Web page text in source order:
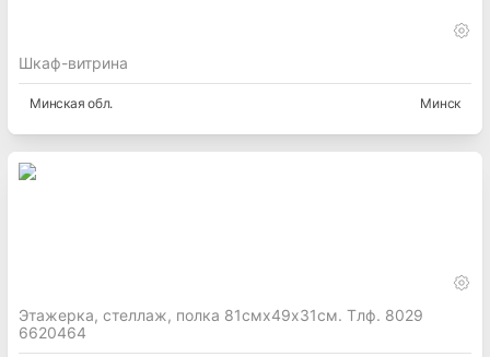
Шкаф-витрина
Минская обл. Минск
Этажерка, стеллаж, полка 81смх49х31см. Тлф. 8029
6620464